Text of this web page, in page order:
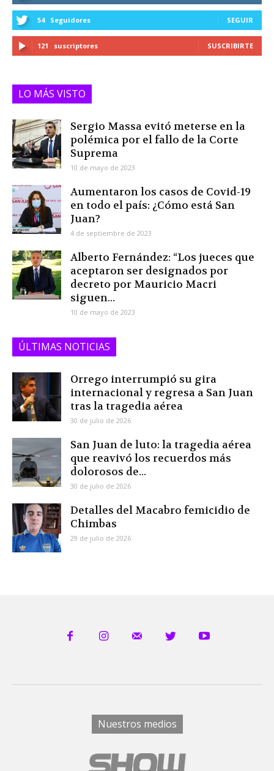
54 Seguidores SEGUIR
121 suscriptores SUSCRIBIRTE
LO MÁS VISTO
Sergio Massa evitó meterse en la
polémica por el fallo de la Corte
Suprema
10 de mayo de 2023
Aumentaron los casos de Covid-19
en todo el país: ¿Cómo está San
Juan?
4 de septiembre de 2023
Alberto Fernández: “Los jueces que
aceptaron ser designados por
decreto por Mauricio Macri
siguen...
10 de mayo de 2023
ÚLTIMAS NOTICIAS
Orrego interrumpió su gira
internacional y regresa a San Juan
tras la tragedia aérea
30 de julio de 2026
San Juan de luto: la tragedia aérea
que reavivó los recuerdos más
dolorosos de...
30 de julio de 2026
Detalles del Macabro femicidio de
Chimbas
29 de julio de 2026
Nuestros medios